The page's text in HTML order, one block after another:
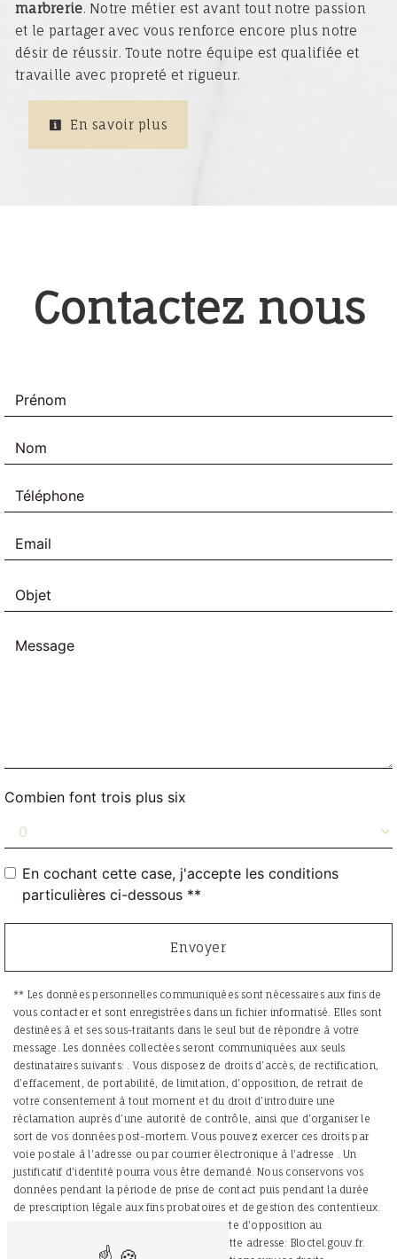
marbrerie. Notre métier est avant tout notre passion
et le partager avec vous renforce encore plus notre
désir de réussir. Toute notre équipe est qualifiée et
travaille avec propreté et rigueur.
En savoir plus
Contactez nous
Combien font trois plus six
En cochant cette case, j'accepte les conditions
particulières ci-dessous **
Envoyer
** Les données personnelles communiquées sont nécessaires aux fins de
vous contacter et sont enregistrées dans un fichier informatisé. Elles sont
destinées à et ses sous-traitants dans le seul but de répondre à votre
message. Les données collectées seront communiquées aux seuls
destinataires suivants: . Vous disposez de droits d’accès, de rectification,
d’effacement, de portabilité, de limitation, d’opposition, de retrait de
votre consentement à tout moment et du droit d’introduire une
réclamation auprès d’une autorité de contrôle, ainsi que d’organiser le
sort de vos données post-mortem. Vous pouvez exercer ces droits par
voie postale à l'adresse ou par courrier électronique à l'adresse . Un
justificatif d'identité pourra vous être demandé. Nous conservons vos
données pendant la période de prise de contact puis pendant la durée
de prescription légale aux fins probatoires et de gestion des contentieux.
Vous avez le droit de vous inscrire sur la liste d'opposition au
démarchage téléphonique, disponible à cette adresse: Bloctel.gouv.fr.